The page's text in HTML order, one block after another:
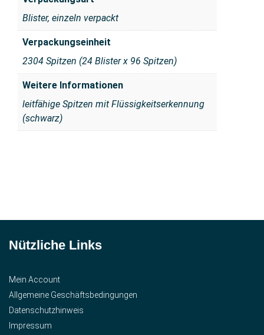
Blister, einzeln verpackt
Verpackungseinheit
2304 Spitzen (24 Blister x 96 Spitzen)
Weitere Informationen
leitfähige Spitzen mit Flüssigkeitserkennung
(schwarz)
Nützliche Links
Mein Account
Allgemeine Geschäftsbedingungen
Datenschutzhinweis
Impressum